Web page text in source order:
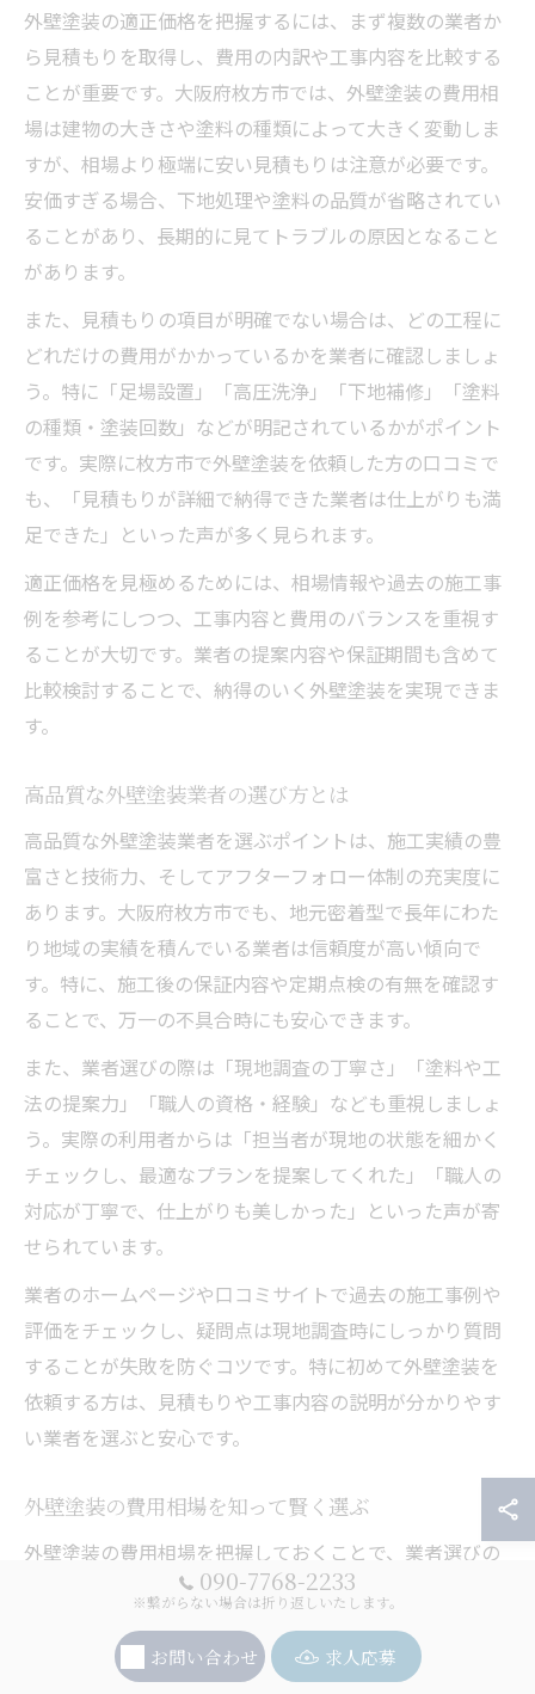
外壁塗装の適正価格を把握するには、まず複数の業者か
ら見積もりを取得し、費用の内訳や工事内容を比較する
ことが重要です。大阪府枚方市では、外壁塗装の費用相
場は建物の大きさや塗料の種類によって大きく変動しま
すが、相場より極端に安い見積もりは注意が必要です。
安価すぎる場合、下地処理や塗料の品質が省略されてい
ることがあり、長期的に見てトラブルの原因となること
があります。
また、見積もりの項目が明確でない場合は、どの工程に
どれだけの費用がかかっているかを業者に確認しましょ
う。特に「足場設置」「高圧洗浄」「下地補修」「塗料
の種類・塗装回数」などが明記されているかがポイント
です。実際に枚方市で外壁塗装を依頼した方の口コミで
も、「見積もりが詳細で納得できた業者は仕上がりも満
足できた」といった声が多く見られます。
適正価格を見極めるためには、相場情報や過去の施工事
例を参考にしつつ、工事内容と費用のバランスを重視す
ることが大切です。業者の提案内容や保証期間も含めて
比較検討することで、納得のいく外壁塗装を実現できま
す。
高品質な外壁塗装業者の選び方とは
高品質な外壁塗装業者を選ぶポイントは、施工実績の豊
富さと技術力、そしてアフターフォロー体制の充実度に
あります。大阪府枚方市でも、地元密着型で長年にわた
り地域の実績を積んでいる業者は信頼度が高い傾向で
す。特に、施工後の保証内容や定期点検の有無を確認す
ることで、万一の不具合時にも安心できます。
また、業者選びの際は「現地調査の丁寧さ」「塗料や工
法の提案力」「職人の資格・経験」なども重視しましょ
う。実際の利用者からは「担当者が現地の状態を細かく
チェックし、最適なプランを提案してくれた」「職人の
対応が丁寧で、仕上がりも美しかった」といった声が寄
せられています。
業者のホームページや口コミサイトで過去の施工事例や
評価をチェックし、疑問点は現地調査時にしっかり質問
することが失敗を防ぐコツです。特に初めて外壁塗装を
依頼する方は、見積もりや工事内容の説明が分かりやす
い業者を選ぶと安心です。
外壁塗装の費用相場を知って賢く選ぶ
外壁塗装の費用相場を把握しておくことで、業者選びの
際に過剰な出費や安さだけに惑わされるリスクを避けら
的な住宅（延床30坪前後）でおおよそ70万円〜120万円
090-7768-2233
※繋がらない場合は折り返しいたします。
お問い合わせ 求人応募